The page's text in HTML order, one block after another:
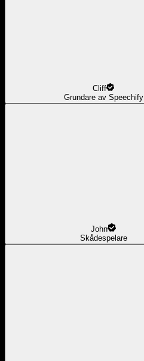
Cliff
Grundare av Speechify
John
Skådespelare